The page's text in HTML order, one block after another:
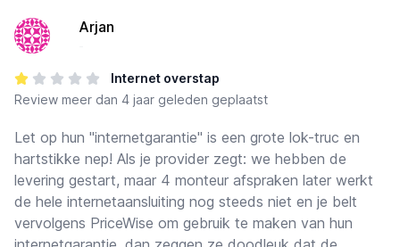
Arjan
Internet overstap
Review meer dan 4 jaar geleden geplaatst
Let op hun "internetgarantie" is een grote lok-truc en
hartstikke nep! Als je provider zegt: we hebben de
levering gestart, maar 4 monteur afspraken later werkt
de hele internetaansluiting nog steeds niet en je belt
vervolgens PriceWise om gebruik te maken van hun